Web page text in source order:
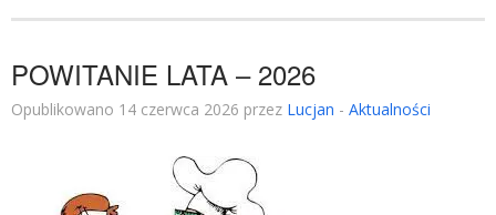
POWITANIE LATA – 2026
Opublikowano 14 czerwca 2026 przez Lucjan - Aktualności